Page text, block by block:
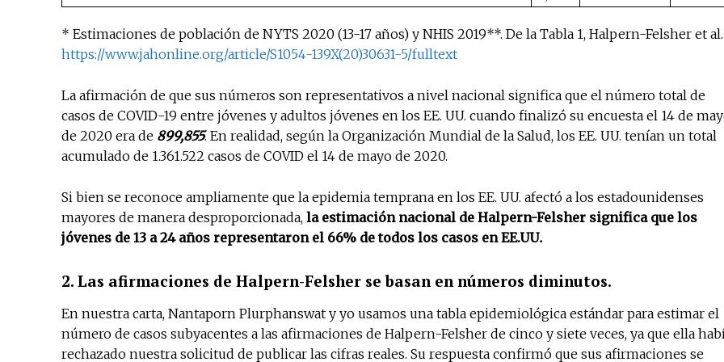
* Estimaciones de población de NYTS 2020 (13-17 años) y NHIS 2019**. De la Tabla 1, Halpern-Felsher et al.
https://www.jahonline.org/article/S1054-139X(20)30631-5/fulltext
La afirmación de que sus números son representativos a nivel nacional significa que el número total de
casos de COVID-19 entre jóvenes y adultos jóvenes en los EE. UU. cuando finalizó su encuesta el 14 de
de 2020 era de 899,855. En realidad, según la Organización Mundial de la Salud, los EE. UU. tenían un total
acumulado de 1.361.522 casos de COVID el 14 de mayo de 2020.
Si bien se reconoce ampliamente que la epidemia temprana en los EE. UU. afectó a los estadounidenses
mayores de manera desproporcionada, la estimación nacional de Halpern-Felsher significa que los
jóvenes de 13 a 24 años representaron el 66% de todos los casos en EE.UU.
2. Las afirmaciones de Halpern-Felsher se basan en números diminutos.
En nuestra carta, Nantaporn Plurphanswat y yo usamos una tabla epidemiológica estándar para estimar el
número de casos subyacentes a las afirmaciones de Halpern-Felsher de cinco y siete veces, ya que ella
rechazado nuestra solicitud de publicar las cifras reales. Su respuesta confirmó que sus afirmaciones se